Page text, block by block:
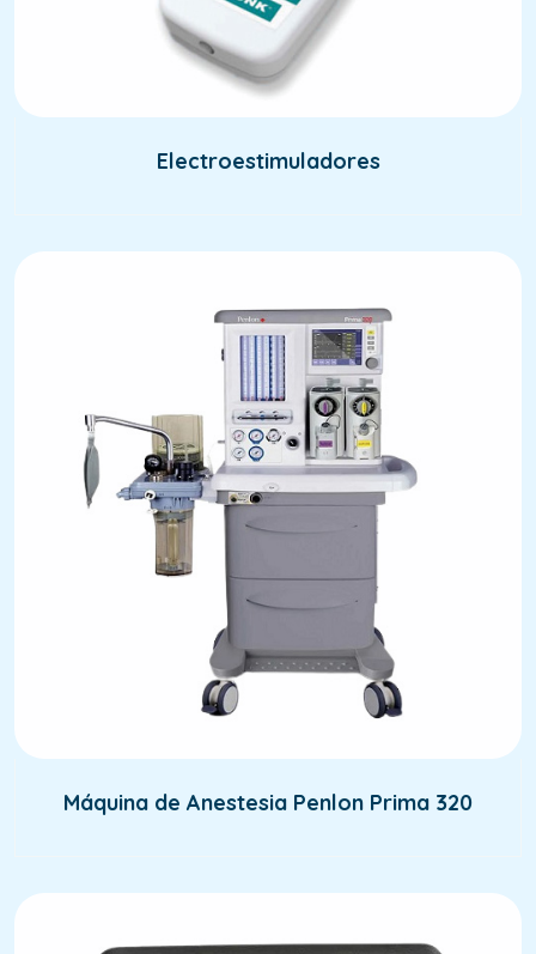
Electroestimuladores
Máquina de Anestesia Penlon Prima 320